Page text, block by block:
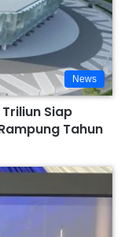
News
Siap
Tahun